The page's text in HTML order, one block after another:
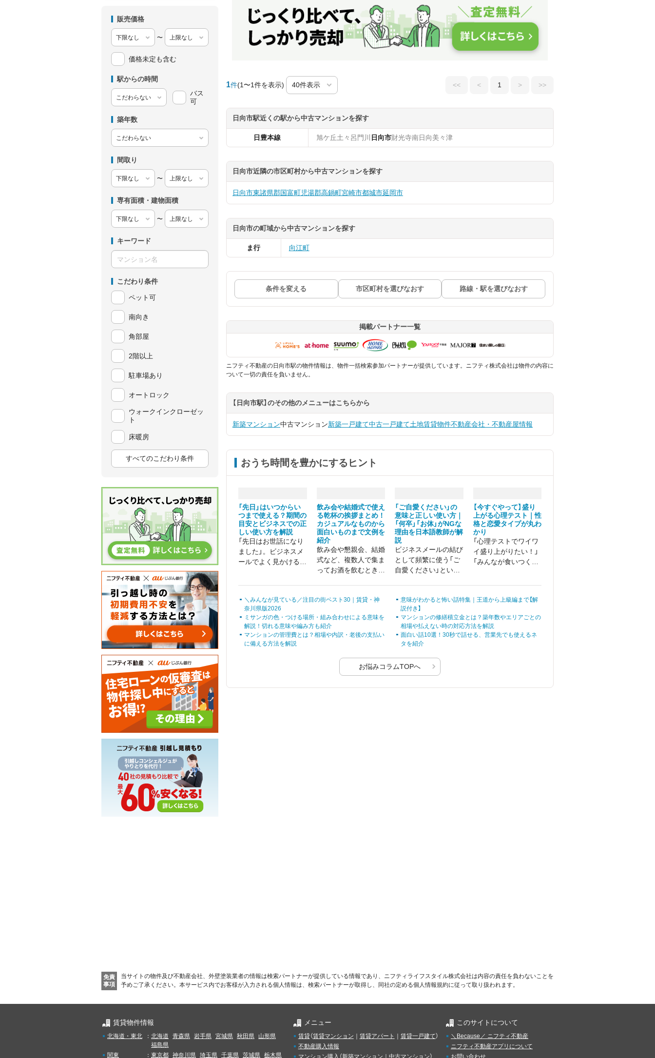
販売価格
〜
価格未定も含む
駅からの時間
バス
可
築年数
間取り
〜
専有面積・建物面積
〜
キーワード
こだわり条件
ペット可
南向き
角部屋
2階以上
駐車場あり
オートロック
ウォークインクローゼッ
ト
床暖房
すべてのこだわり条件
1件(1〜1件を表示) << < 1 > >>
日向市駅近くの駅から中古マンションを探す
日豊本線 旭ケ丘土々呂門川 日向市財光寺南日向美々津
日向市近隣の市区町村から中古マンションを探す
日向市東諸県郡国富町児湯郡高鍋町宮崎市都城市延岡市
日向市の町域から中古マンションを探す
ま行 向江町
条件を変える 市区町村を選びなおす 路線・駅を選びなおす
掲載パートナー一覧
ニフティ不動産の日向市駅の物件情報は、物件一括検索参加パートナーが提供しています。ニフティ株式会社は物件の内容に
ついて一切の責任を負いません。
【日向市駅】のその他のメニューはこちらから
新築マンション中古マンション新築一戸建て中古一戸建て土地賃貸物件不動産会社・不動産屋情報
おうち時間を豊かにするヒント
「先日」はいつからい
つまで使える？期間の
目安とビジネスでの正
しい使い方を解説
「先日はお世話になり
ました」。ビジネスメ
ールでよく見かけるこ
いる人は意外と少ない
ものです。
飲み会や結婚式で使え
る乾杯の挨拶まとめ！
カジュアルなものから
面白いものまで文例を
紹介
飲み会や懇親会、結婚
式など、複数人で集ま
ってお酒を飲むときに
「ご自愛ください」の
意味と正しい使い方｜
「何卒」「お体」がNGな
理由を日本語教師が解
説
ビジネスメールの結び
として頻繁に使う「ご
自愛ください」という
ご自愛ください」や
「何卒ご自愛くださ
い」と無意識に言葉を
付け足していません
か？ 実はそれ、相手
う「誤用」かもしれま
せん。
【今すぐやって】盛り
上がる心理テスト｜性
格と恋愛タイプが丸わ
かり
「心理テストでワイワ
イ盛り上がりたい！」
「みんなが食いつく面
＼みんなが見ている／注目の街ベスト30｜賃貸・神
奈川県版2026
意味がわかると怖い話特集｜王道から上級編まで【解
説付き】
ミサンガの色・つける場所・組み合わせによる意味を
解説！切れる意味や編み方も紹介
マンションの修繕積立金とは？築年数やエリアごとの
相場や払えない時の対応方法を解説
マンションの管理費とは？相場や内訳・老後の支払い
に備える方法を解説
面白い話10選！30秒で話せる、営業先でも使えるネ
タを紹介
お悩みコラムTOPへ
免責
事項
当サイトの物件及び不動産会社、外壁塗装業者の情報は検索パートナーが提供している情報であり、ニフティライフスタイル株式会社は内容の責任を負わないことを
予めご了承ください。 本サービス内でお客様が入力される個人情報は、検索パートナーが取得し、同社の定める個人情報規約に従って取り扱われます。
賃貸物件情報
北海道・東北 ： 北海道 青森県 岩手県 宮城県 秋田県
山形県
福島県
関東
： 東京都 神奈川県 埼玉県 千葉県 茨城県 栃木県
メニュー
賃貸（賃貸マンション 賃貸アパート 賃貸一戸建て）
不動産購入情報
マンション購入 （新築マンション 中古マンション）
このサイトについて
＼Because／ ニフティ不動産
ニフティ不動産アプリについて
お問い合わせ